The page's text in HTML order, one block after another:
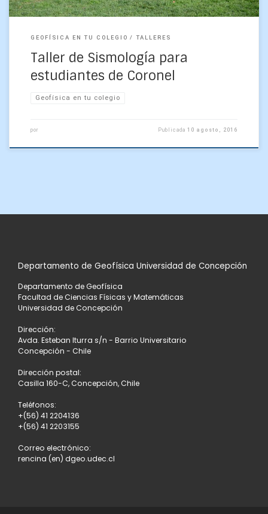
GEOFÍSICA EN TU COLEGIO TALLERES
Taller de Sismología para
estudiantes de Coronel
Geofísica en tu colegio
por Publicada10 agosto, 2016
Departamento de Geofísica Universidad de Concepción
Departamento de Geofísica
Facultad de Ciencias Físicas y Matemáticas
Universidad de Concepción
Dirección:
Avda. Esteban Iturra s/n - Barrio Universitario
Concepción - Chile
Dirección postal:
Casilla 160-C, Concepción, Chile
Teléfonos:
+(56) 41 2204136
+(56) 41 2203155
Correo electrónico:
rencina (en) dgeo.udec.cl